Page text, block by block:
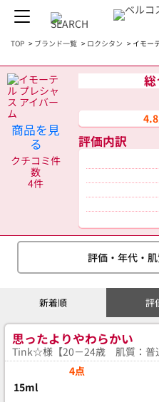
TOP > ブランド一覧 > ロクシタン > イモー
商品を見
る
クチコミ件
数
4件
評価内訳
評価・年代・
新着順 評
思ったよりやわらかい
Tink☆様【20－24歳 肌質：普
4点
15ml